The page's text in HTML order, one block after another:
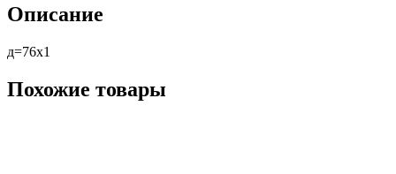
Описание
д=76х1
Похожие товары